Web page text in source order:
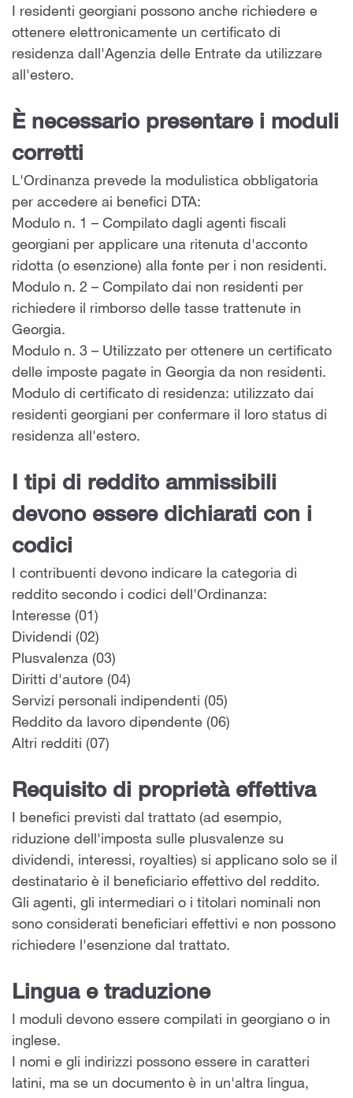
I residenti georgiani possono anche richiedere e
ottenere elettronicamente un certificato di
residenza dall'Agenzia delle Entrate da utilizzare
all'estero.
È necessario presentare i moduli
corretti
L'Ordinanza prevede la modulistica obbligatoria
per accedere ai benefici DTA:
Modulo n. 1 – Compilato dagli agenti fiscali
georgiani per applicare una ritenuta d'acconto
ridotta (o esenzione) alla fonte per i non residenti.
Modulo n. 2 – Compilato dai non residenti per
richiedere il rimborso delle tasse trattenute in
Georgia.
Modulo n. 3 – Utilizzato per ottenere un certificato
delle imposte pagate in Georgia da non residenti.
Modulo di certificato di residenza: utilizzato dai
residenti georgiani per confermare il loro status di
residenza all'estero.
I tipi di reddito ammissibili
devono essere dichiarati con i
codici
I contribuenti devono indicare la categoria di
reddito secondo i codici dell'Ordinanza:
Interesse (01)
Dividendi (02)
Plusvalenza (03)
Diritti d'autore (04)
Servizi personali indipendenti (05)
Reddito da lavoro dipendente (06)
Altri redditi (07)
Requisito di proprietà effettiva
I benefici previsti dal trattato (ad esempio,
riduzione dell'imposta sulle plusvalenze su
dividendi, interessi, royalties) si applicano solo se il
destinatario è il beneficiario effettivo del reddito.
Gli agenti, gli intermediari o i titolari nominali non
sono considerati beneficiari effettivi e non possono
richiedere l'esenzione dal trattato.
Lingua e traduzione
I moduli devono essere compilati in georgiano o in
inglese.
I nomi e gli indirizzi possono essere in caratteri
latini, ma se un documento è in un'altra lingua,